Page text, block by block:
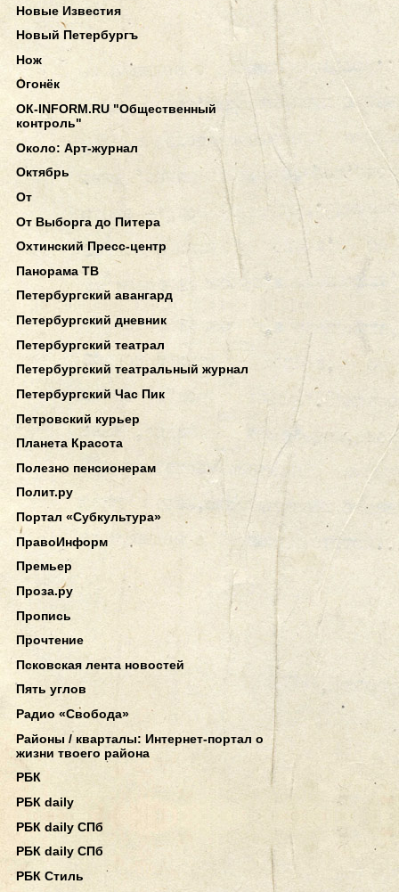
Новые Известия
Новый Петербургъ
Нож
Огонёк
ОК-INFORM.RU "Общественный
контроль"
Около: Арт-журнал
Октябрь
От
От Выборга до Питера
Охтинский Пресс-центр
Панорама ТВ
Петербургский авангард
Петербургский дневник
Петербургский театрал
Петербургский театральный журнал
Петербургский Час Пик
Петровский курьер
Планета Красота
Полезно пенсионерам
Полит.ру
Портал «Субкультура»
ПравоИнформ
Премьер
Проза.ру
Пропись
Прочтение
Псковская лента новостей
Пять углов
Радио «Свобода»
Районы / кварталы: Интернет-портал о
жизни твоего района
РБК
РБК daily
РБК daily СПб
РБК daily СПб
РБК Стиль